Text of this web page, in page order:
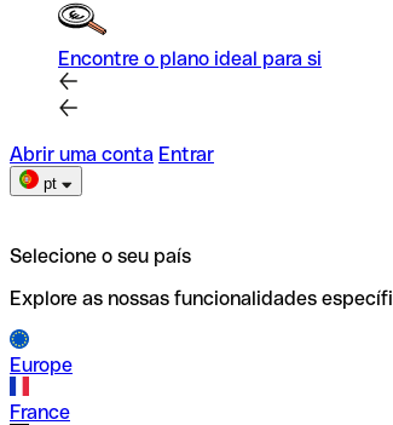
Encontre o plano ideal para si
Abrir uma conta Entrar
pt
Selecione o seu país
Explore as nossas funcionalidades
Europe
France